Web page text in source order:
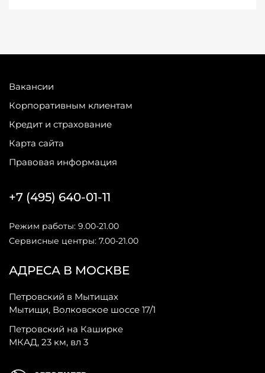
Вакансии
Корпоративным клиентам
Кредит и страхование
Карта сайта
Правовая информация
АДРЕСА В МОСКВЕ
Петровский в Мытищах
Мытищи, Волковское шоссе 17/1
Петровский на Каширке
МКАД, 23 км, вл 3
+7 (495) 640-01-11
Режим работы: 9.00-21.00
Сервисные центры: 7.00-21.00